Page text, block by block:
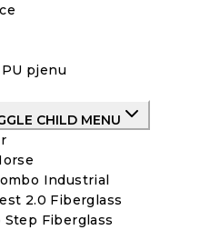
pjenu
CHILD MENU
Industrial
2.0 Fiberglass
Fiberglass